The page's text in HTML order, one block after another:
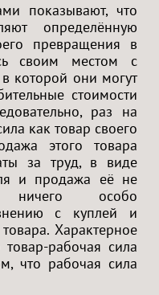
показывают, что
определённую
превращения в
своим местом с
которой они могут
стоимости
раз на
как товар своего
этого товара
за труд, в виде
и продажа её не
ничего особо
с куплей и
Характерное
рабочая сила
что рабочая сила